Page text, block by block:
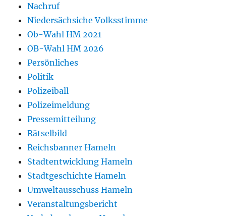
Nachruf
Niedersächsiche Volksstimme
Ob-Wahl HM 2021
OB-Wahl HM 2026
Persönliches
Politik
Polizeiball
Polizeimeldung
Pressemitteilung
Rätselbild
Reichsbanner Hameln
Stadtentwicklung Hameln
Stadtgeschichte Hameln
Umweltausschuss Hameln
Veranstaltungsbericht